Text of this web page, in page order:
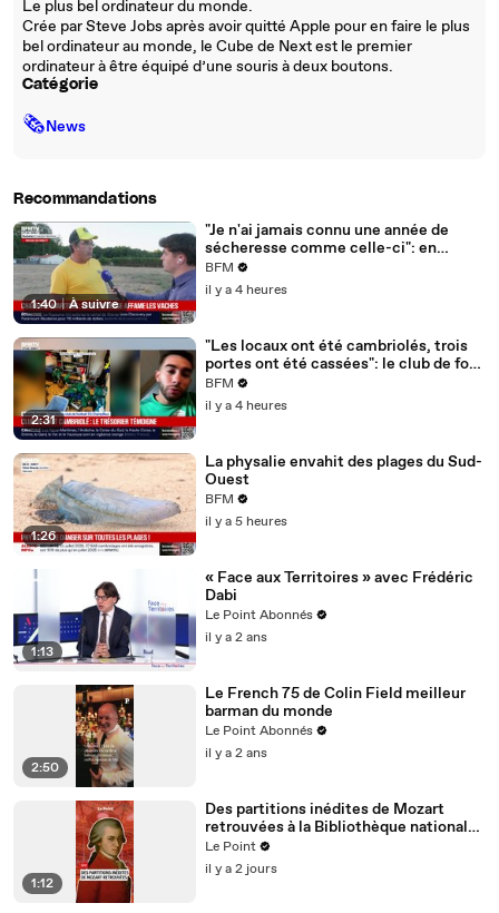
Le plus bel ordinateur du monde.
Crée par Steve Jobs après avoir quitté Apple pour en faire le plus
bel ordinateur au monde, le Cube de Next est le premier
ordinateur à être équipé d’une souris à deux boutons.
Catégorie
🗞News
Recommandations
1:40 | À suivre
"Je n'ai jamais connu une année de
sécheresse comme celle-ci": en
Charente-Maritime, à cause de la
sécheresse, l'herbe de cette prairie
n'est plus comestible pour les vaches
BFM
il y a 4 heures
2:31
"Les locaux ont été cambriolés, trois
portes ont été cassées": le club de foot
de Champfleur victime d'un
cambriolage
BFM
il y a 4 heures
1:26
La physalie envahit des plages du Sud-
Ouest
BFM
il y a 5 heures
1:13
« Face aux Territoires » avec Frédéric
Dabi
Le Point Abonnés
il y a 2 ans
2:50
Le French 75 de Colin Field meilleur
barman du monde
Le Point Abonnés
il y a 2 ans
1:12
Des partitions inédites de Mozart
retrouvées à la Bibliothèque nationale
de France
Le Point
il y a 2 jours